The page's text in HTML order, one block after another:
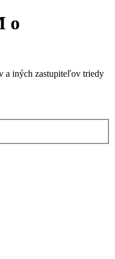
o
a iných zastupiteľov triedy